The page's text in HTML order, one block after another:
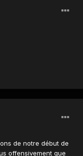
de notre début de
offensivement que